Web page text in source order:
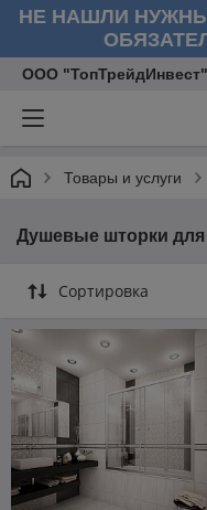
НЕ НАШЛИ
ООО "ТопТрейдИнвест"
Товары и услуги
Душевые шторки
Сортировка